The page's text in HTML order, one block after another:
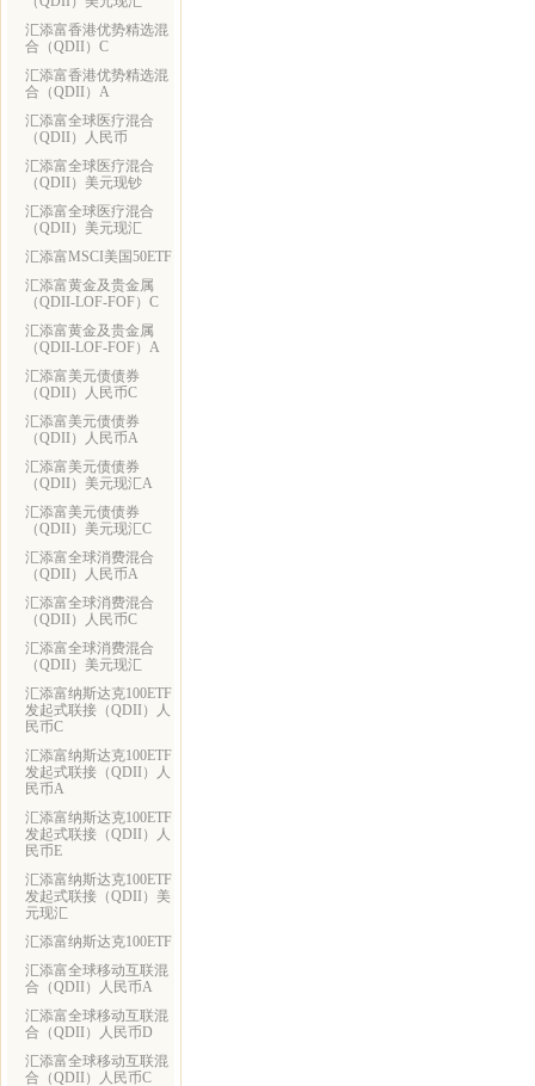
汇添富香港优势精选混
合（QDII）C
汇添富香港优势精选混
合（QDII）A
汇添富全球医疗混合
（QDII）人民币
汇添富全球医疗混合
（QDII）美元现钞
汇添富全球医疗混合
（QDII）美元现汇
汇添富MSCI美国50ETF
汇添富黄金及贵金属
（QDII-LOF-FOF）C
汇添富黄金及贵金属
（QDII-LOF-FOF）A
汇添富美元债债券
（QDII）人民币C
汇添富美元债债券
（QDII）人民币A
汇添富美元债债券
（QDII）美元现汇A
汇添富美元债债券
（QDII）美元现汇C
汇添富全球消费混合
（QDII）人民币A
汇添富全球消费混合
（QDII）人民币C
汇添富全球消费混合
（QDII）美元现汇
汇添富纳斯达克100ETF
发起式联接（QDII）人
民币C
汇添富纳斯达克100ETF
发起式联接（QDII）人
民币A
汇添富纳斯达克100ETF
发起式联接（QDII）人
民币E
汇添富纳斯达克100ETF
发起式联接（QDII）美
元现汇
汇添富纳斯达克100ETF
汇添富全球移动互联混
合（QDII）人民币A
汇添富全球移动互联混
合（QDII）人民币D
汇添富全球移动互联混
合（QDII）人民币C